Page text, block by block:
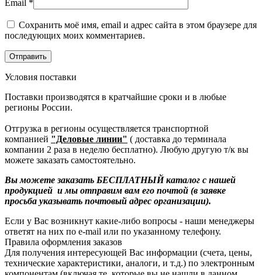
Email *
Сохранить моё имя, email и адрес сайта в этом браузере для
последующих моих комментариев.
Условия поставки
Поставки производятся в кратчайшие сроки и в любые
регионы России.
Отгрузка в регионы осуществляется транспортной
компанией "Деловые линии" ( доставка до терминала
компании 2 раза в неделю бесплатно). Любую другую т/к вы
можете заказать самостоятельно.
Вы можете заказать БЕСПЛАТНЫЙ каталог с нашей
продукцией и мы отправим вам его почтой (в заявке
просьба указывать почтовый адрес организации).
Если у Вас возникнут какие-либо вопросы - наши менеджеры
ответят на них по e-mail или по указанному телефону.
Правила оформления заказов
Для получения интересующей Вас информации (счета, цены,
технические характеристики, аналоги, и т.д.) по электронным